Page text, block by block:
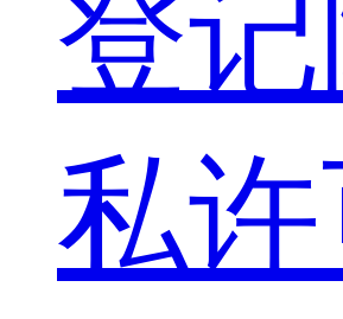
登
私